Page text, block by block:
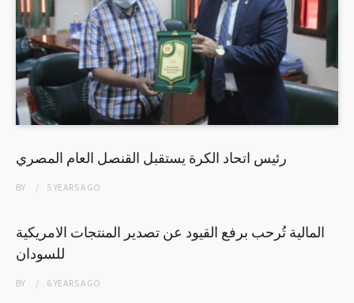
رئيس اتحاد الكرة يستقبل القنصل العام المصري
BY 5 YEARSAGO
المالية تُرحب برفع القيود عن تصدير المنتجات الامريكية
للسودان
BY 6 YEARSAGO